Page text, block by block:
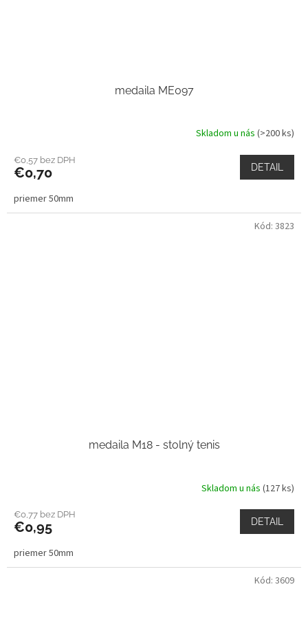
medaila ME097
Skladom u nás (>200 ks)
€0,57 bez DPH
€0,70 DETAIL
priemer 50mm
medaila M18 - stolný tenis
Skladom u nás (127 ks)
€0,77 bez DPH
€0,95 DETAIL
priemer 50mm
Kód: 3823
Kód: 3609